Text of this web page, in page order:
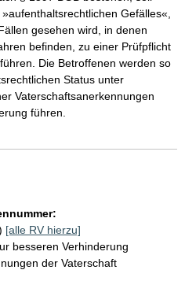
Gefälles«,
gesehen wird, in denen
befinden, zu einer Prüfpflicht
Die Betroffenen werden so
Status unter
Vaterschaftsanerkennungen
führen.
[alle RV hierzu]
besseren Verhinderung
der Vaterschaft